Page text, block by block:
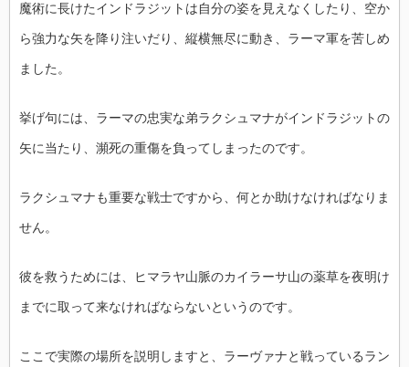
魔術に長けたインドラジットは自分の姿を見えなくしたり、空か
ら強力な矢を降り注いだり、縦横無尽に動き、ラーマ軍を苦しめ
ました。
挙げ句には、ラーマの忠実な弟ラクシュマナがインドラジットの
矢に当たり、瀕死の重傷を負ってしまったのです。
ラクシュマナも重要な戦士ですから、何とか助けなければなりま
せん。
彼を救うためには、ヒマラヤ山脈のカイラーサ山の薬草を夜明け
までに取って来なければならないというのです。
ここで実際の場所を説明しますと、ラーヴァナと戦っているラン